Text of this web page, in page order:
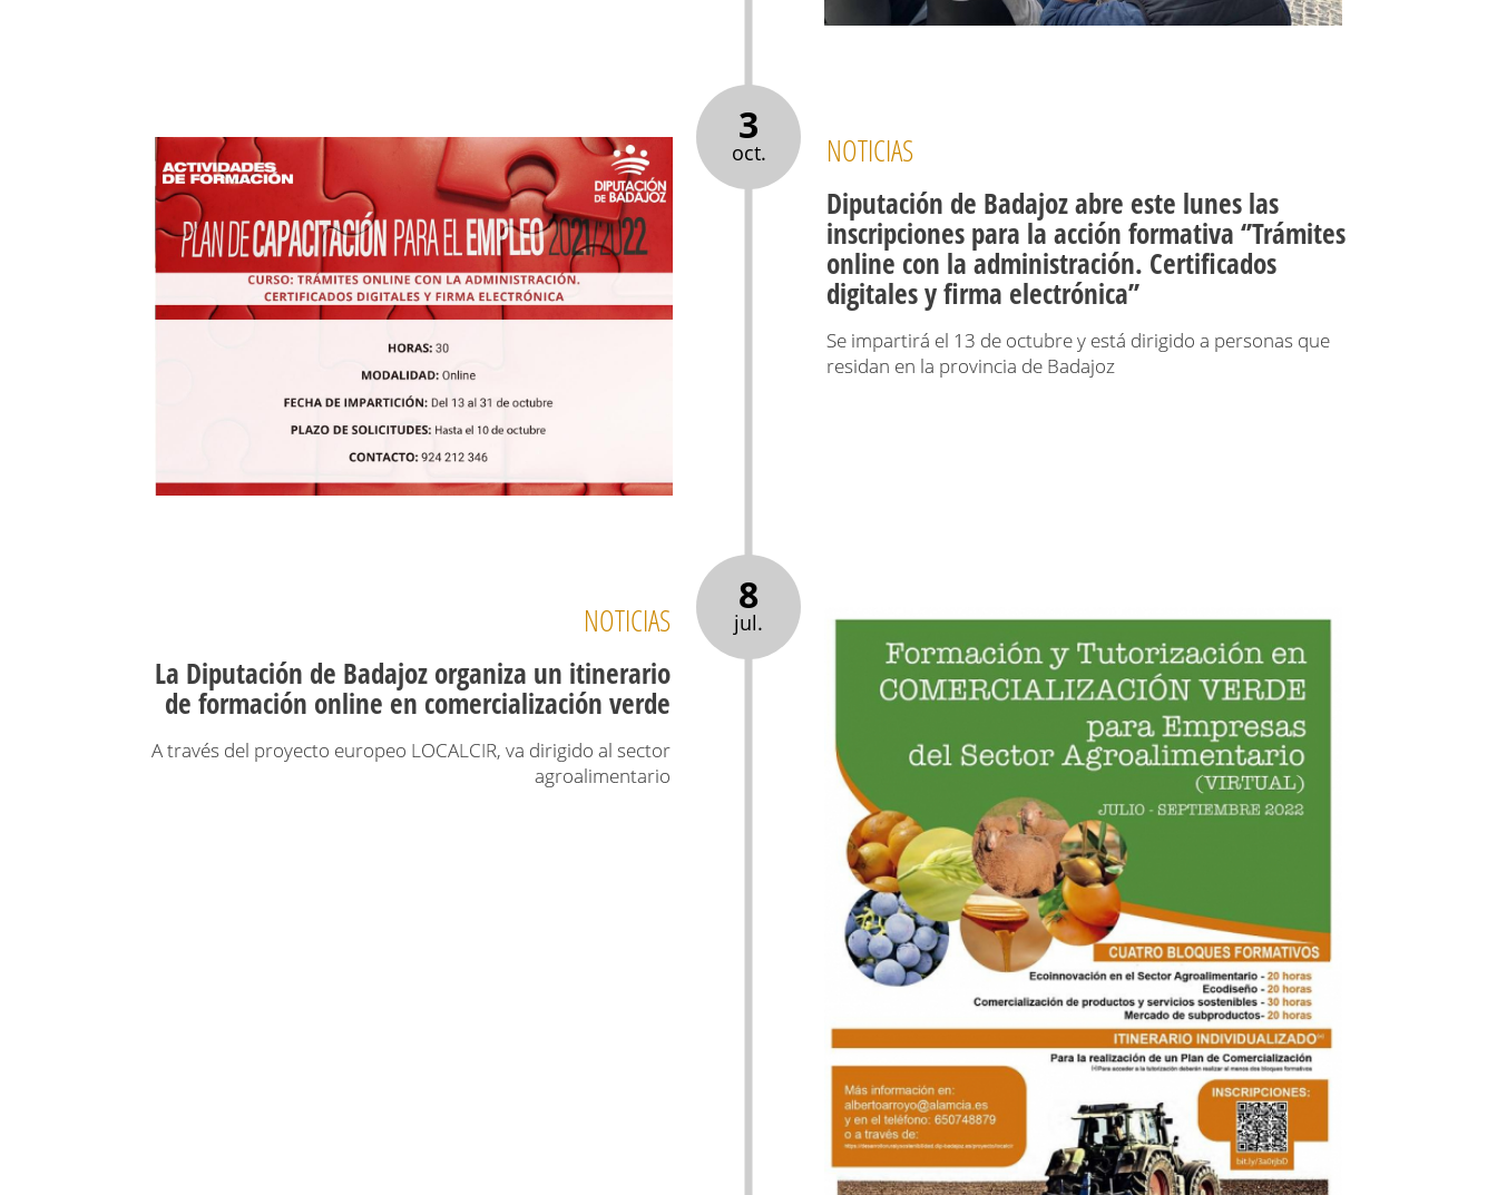
3
oct. NOTICIAS
Diputación de Badajoz abre este lunes las
inscripciones para la acción formativa ‘’Trámites
online con la administración. Certificados
digitales y firma electrónica’’
Se impartirá el 13 de octubre y está dirigido a personas que
residan en la provincia de Badajoz
8
jul.
NOTICIAS
La Diputación de Badajoz organiza un itinerario
de formación online en comercialización verde
A través del proyecto europeo LOCALCIR, va dirigido al sector
agroalimentario